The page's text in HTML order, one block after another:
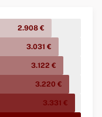
2.908 €
3.031 €
3.122 €
3.220 €
3.331 €